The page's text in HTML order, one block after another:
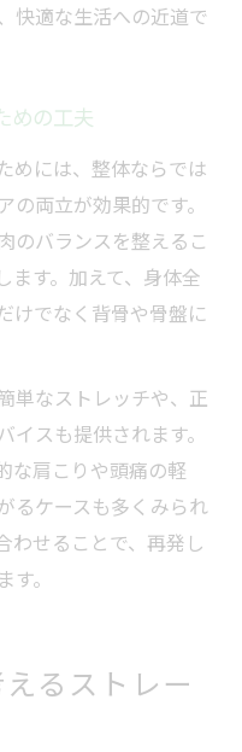
快適な生活への近道で
めの工夫
めには、整体ならでは
両立が効果的です。
のバランスを整えるこ
ます。加えて、身体全
けでなく背骨や骨盤に
単なストレッチや、正
スも提供されます。
な肩こりや頭痛の軽
るケースも多くみられ
わせることで、再発し
。
るストレー